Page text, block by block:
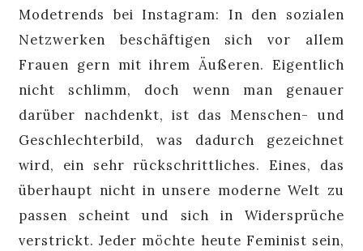
Modetrends bei Instagram: In den sozialen
Netzwerken beschäftigen sich vor allem
Frauen gern mit ihrem Äußeren. Eigentlich
nicht schlimm, doch wenn man genauer
darüber nachdenkt, ist das Menschen- und
Geschlechterbild, was dadurch gezeichnet
wird, ein sehr rückschrittliches. Eines, das
überhaupt nicht in unsere moderne Welt zu
passen scheint und sich in Widersprüche
verstrickt. Jeder möchte heute Feminist sein,